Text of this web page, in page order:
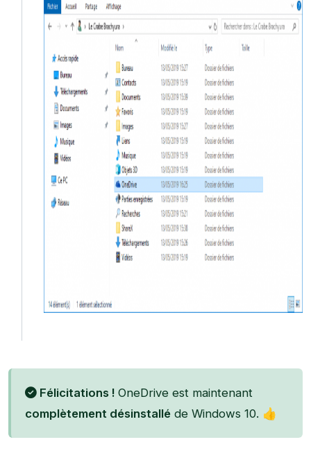
Félicitations ! OneDrive est maintenant
complètement désinstallé de Windows 10. 👍